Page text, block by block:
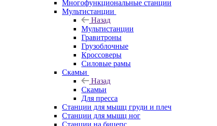
Многофункциональные станции
Мультистанции
Назад
Мультистанции
Гравитроны
Грузоблочные
Кроссоверы
Силовые рамы
Скамьи
Назад
Скамьи
Для пресса
Станции для мышц груди и плеч
Станции для мышц ног
Станции на бицепс